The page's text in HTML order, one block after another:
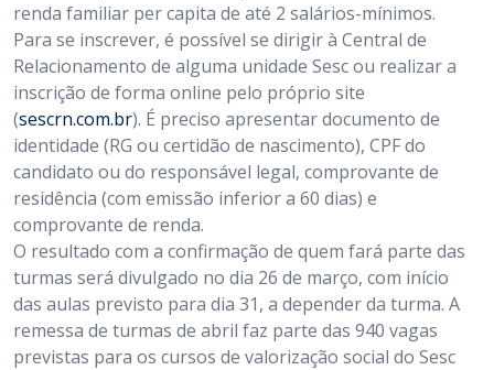
renda familiar per capita de até 2 salários-mínimos.
Para se inscrever, é possível se dirigir à Central de
Relacionamento de alguma unidade Sesc ou realizar a
inscrição de forma online pelo próprio site
(sescrn.com.br). É preciso apresentar documento de
identidade (RG ou certidão de nascimento), CPF do
candidato ou do responsável legal, comprovante de
residência (com emissão inferior a 60 dias) e
comprovante de renda.
O resultado com a confirmação de quem fará parte das
turmas será divulgado no dia 26 de março, com início
das aulas previsto para dia 31, a depender da turma. A
remessa de turmas de abril faz parte das 940 vagas
previstas para os cursos de valorização social do Sesc